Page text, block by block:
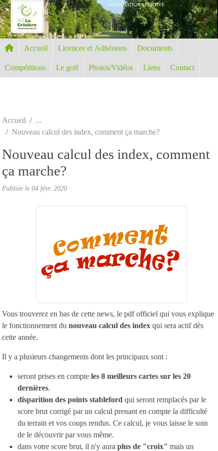
ASSOCIATION SPORTIVE
Accueil Licences et Adhésions Documents
Compétitions Le golf Photos/Vidéos Liens Contact
Accueil
Nouveau calcul des index, comment ça marche?
Nouveau calcul des index, comment
ça marche?
Publiée le 04 févr. 2020
Vous trouverez en bas de cette news, le pdf officiel qui vous explique
le fonctionnement du nouveau calcul des index qui sera actif dès
cette année.
Il y a plusieurs changements dont les principaux sont :
seront prises en compte les 8 meilleurs cartes sur les 20
dernières.
disparition des points stableford qui seront remplacés par le
score brut corrigé par un calcul prenant en compte la difficulté
du terrain et vos coups rendus. Ce calcul, je vous laisse le soin
de le découvrir par vous même.
dans votre score brut, il n'y aura plus de "croix" mais un
Panneau de gestion des cookies